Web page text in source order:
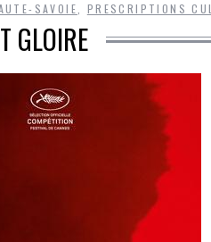
SAVOIE PRESCRIPTIONS
GLOIRE